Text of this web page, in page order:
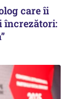
care îi
încrezători: